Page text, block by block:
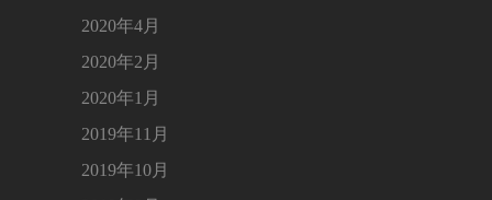
2020年4月
2020年2月
2020年1月
2019年11月
2019年10月